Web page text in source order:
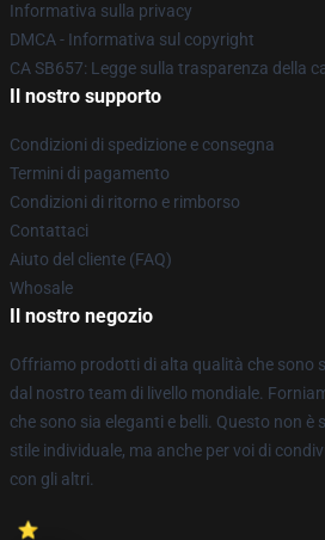
Informativa sulla privacy
DMCA - Informativa sul copyright
CA SB657: Legge sulla trasparenza della
Il nostro supporto
Condizioni di spedizione e consegna
Termini di pagamento
Condizioni di ritorno e rimborso
Contattaci
Aiuto del cliente (FAQ)
Whosale
Il nostro negozio
Offriamo prodotti di alta qualità che sono
dal nostro team di livello mondiale.
che sono sia eleganti e belli. Questo non è
stile individuale, ma anche per voi di
con gli altri.